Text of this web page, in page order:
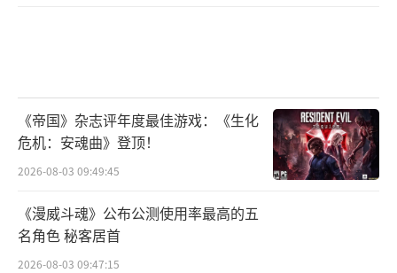
《帝国》杂志评年度最佳游戏：《生化
危机：安魂曲》登顶！
2026-08-03 09:49:45
《漫威斗魂》公布公测使用率最高的五
名角色 秘客居首
2026-08-03 09:47:15